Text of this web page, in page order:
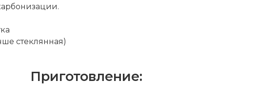
стеклянная)
Приготовление: